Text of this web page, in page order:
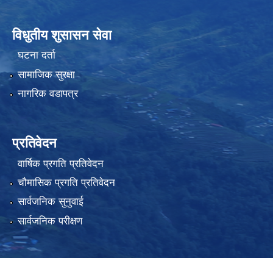
विधुतीय शुसासन सेवा
घटना दर्ता
सामाजिक सुरक्षा
नागरिक वडापत्र
प्रतिवेदन
वार्षिक प्रगति प्रतिवेदन
चौमासिक प्रगति प्रतिवेदन
सार्वजनिक सुनुवाई
सार्वजनिक परीक्षण